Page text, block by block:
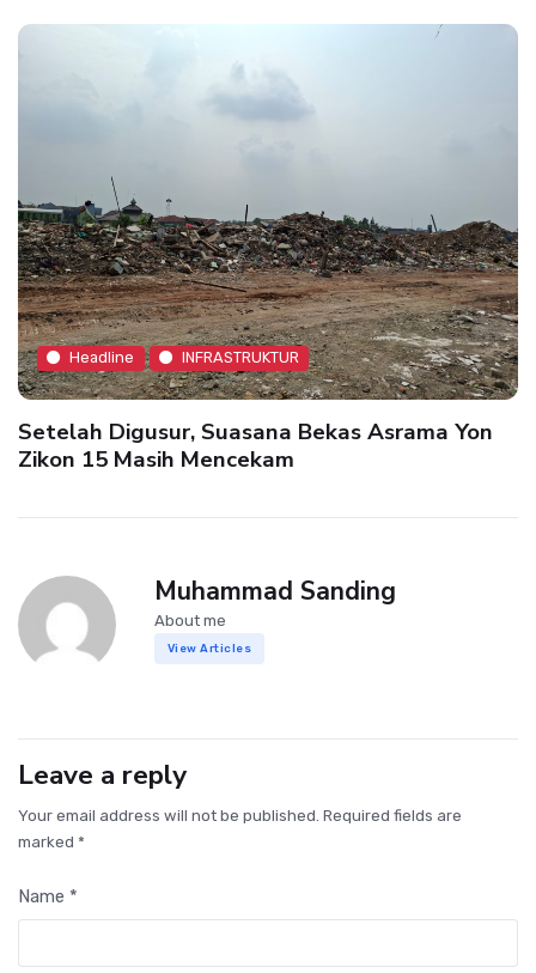
Headline INFRASTRUKTUR
Setelah Digusur, Suasana Bekas Asrama Yon
Zikon 15 Masih Mencekam
Muhammad Sanding
About me
View Articles
Leave a reply
Your email address will not be published. Required fields are
marked *
Name *